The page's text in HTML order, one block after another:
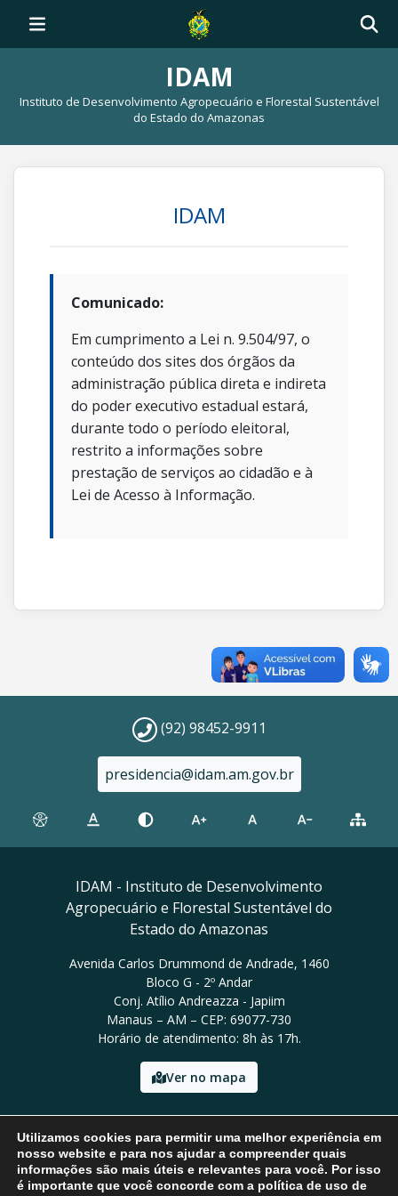
IDAM
Instituto de Desenvolvimento Agropecuário e Florestal Sustentável
do Estado do Amazonas
IDAM
Comunicado:
Em cumprimento a Lei n. 9.504/97, o
conteúdo dos sites dos órgãos da
administração pública direta e indireta
do poder executivo estadual estará,
durante todo o período eleitoral,
restrito a informações sobre
prestação de serviços ao cidadão e à
Lei de Acesso à Informação.
(92) 98452-9911
presidencia@idam.am.gov.br
IDAM - Instituto de Desenvolvimento
Agropecuário e Florestal Sustentável do
Estado do Amazonas
Avenida Carlos Drummond de Andrade, 1460
Bloco G - 2º Andar
Conj. Atílio Andreazza - Japiim
Manaus – AM – CEP: 69077-730
Horário de atendimento: 8h às 17h.
Ver no mapa
Email: presidencia@idam.am.gov.br
Tel: (92) 98452-9911
Utilizamos cookies para permitir uma melhor experiência em
nosso website e para nos ajudar a compreender quais
informações são mais úteis e relevantes para você. Por isso
é importante que você concorde com a política de uso de